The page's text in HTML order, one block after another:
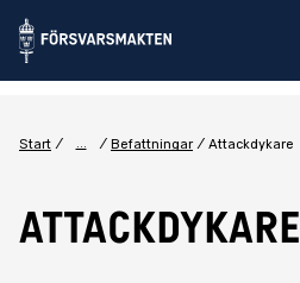
Start ... Befattningar Attackdykare
ATTACKDYKARE